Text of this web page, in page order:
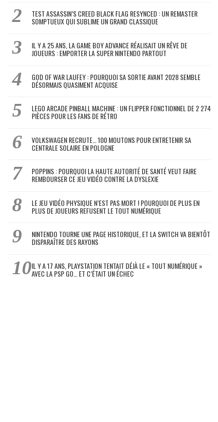
TEST ASSASSIN’S CREED BLACK FLAG RESYNCED : UN REMASTER
SOMPTUEUX QUI SUBLIME UN GRAND CLASSIQUE
IL Y A 25 ANS, LA GAME BOY ADVANCE RÉALISAIT UN RÊVE DE
JOUEURS : EMPORTER LA SUPER NINTENDO PARTOUT
GOD OF WAR LAUFEY : POURQUOI SA SORTIE AVANT 2028 SEMBLE
DÉSORMAIS QUASIMENT ACQUISE
LEGO ARCADE PINBALL MACHINE : UN FLIPPER FONCTIONNEL DE 2 274
PIÈCES POUR LES FANS DE RÉTRO
VOLKSWAGEN RECRUTE… 100 MOUTONS POUR ENTRETENIR SA
CENTRALE SOLAIRE EN POLOGNE
POPPINS : POURQUOI LA HAUTE AUTORITÉ DE SANTÉ VEUT FAIRE
REMBOURSER CE JEU VIDÉO CONTRE LA DYSLEXIE
LE JEU VIDÉO PHYSIQUE N’EST PAS MORT ! POURQUOI DE PLUS EN
PLUS DE JOUEURS REFUSENT LE TOUT NUMÉRIQUE
NINTENDO TOURNE UNE PAGE HISTORIQUE, ET LA SWITCH VA BIENTÔT
DISPARAÎTRE DES RAYONS
IL Y A 17 ANS, PLAYSTATION TENTAIT DÉJÀ LE « TOUT NUMÉRIQUE »
AVEC LA PSP GO… ET C’ÉTAIT UN ÉCHEC